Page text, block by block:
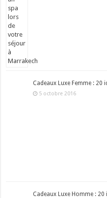
Cadeaux Luxe Femme : 20
5 octobre 2016
Cadeaux Luxe Homme :